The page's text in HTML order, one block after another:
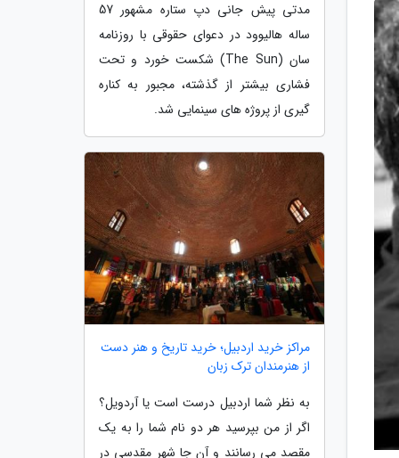
مدتی پیش جانی دپ ستاره مشهور 57
ساله هالیوود در دعوای حقوقی با روزنامه
سان (The Sun) شکست خورد و تحت
فشاری بیشتر از گذشته، مجبور به کناره
گیری از پروژه های سینمایی شد.
مراکز خرید اردبیل؛ خرید تاریخ و هنر دست
از هنرمندان ترک زبان
به نظر شما اردبیل درست است یا آردویل؟
اگر از من بپرسید هر دو نام شما را به یک
مقصد می رسانند و آن جا شهر مقدسی در